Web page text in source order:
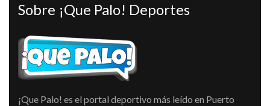
Sobre ¡Que Palo! Deportes
¡Que Palo! es el portal deportivo más leído en Puerto